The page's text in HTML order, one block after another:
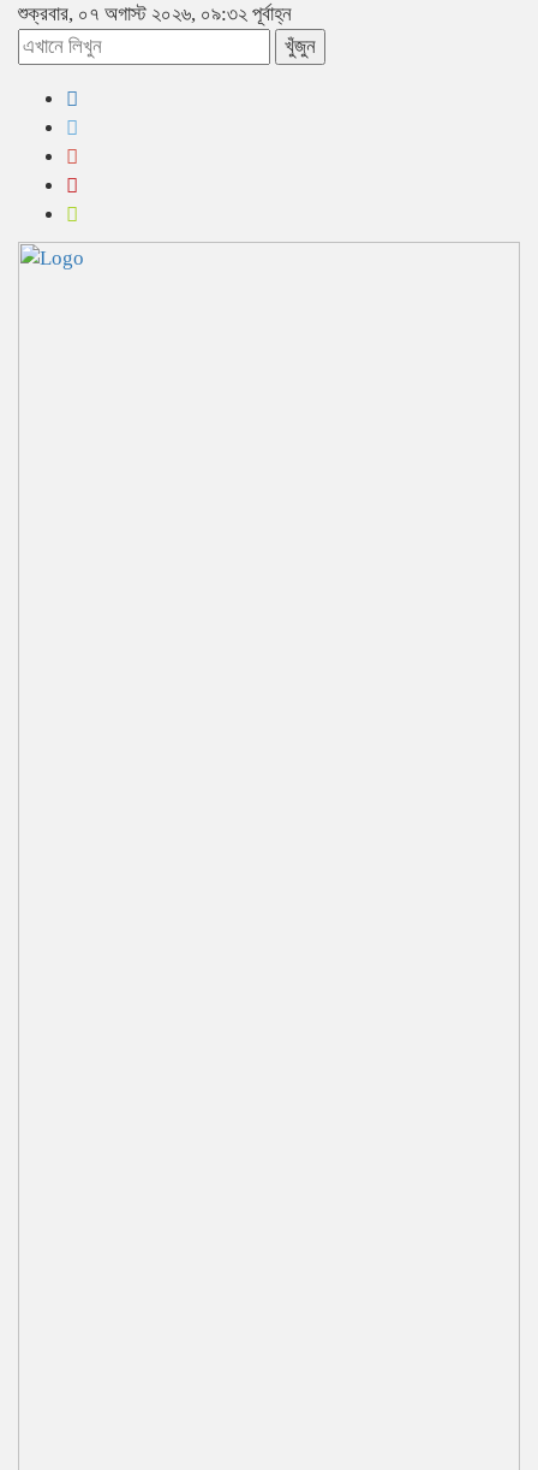
শুক্রবার, ০৭ অগাস্ট ২০২৬, ০৯:৩২ পূর্বাহ্ন
খুঁজুন